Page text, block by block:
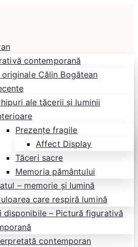
restaurare artă – Călin
contemporană
Călin Bogătean
ale tăcerii și luminii
Prezențe fragile
Affect Display
Tăceri sacre
Memoria pământului
– memorie și lumină
care respiră lumină
disponibile – Pictură figurativă
contemporan